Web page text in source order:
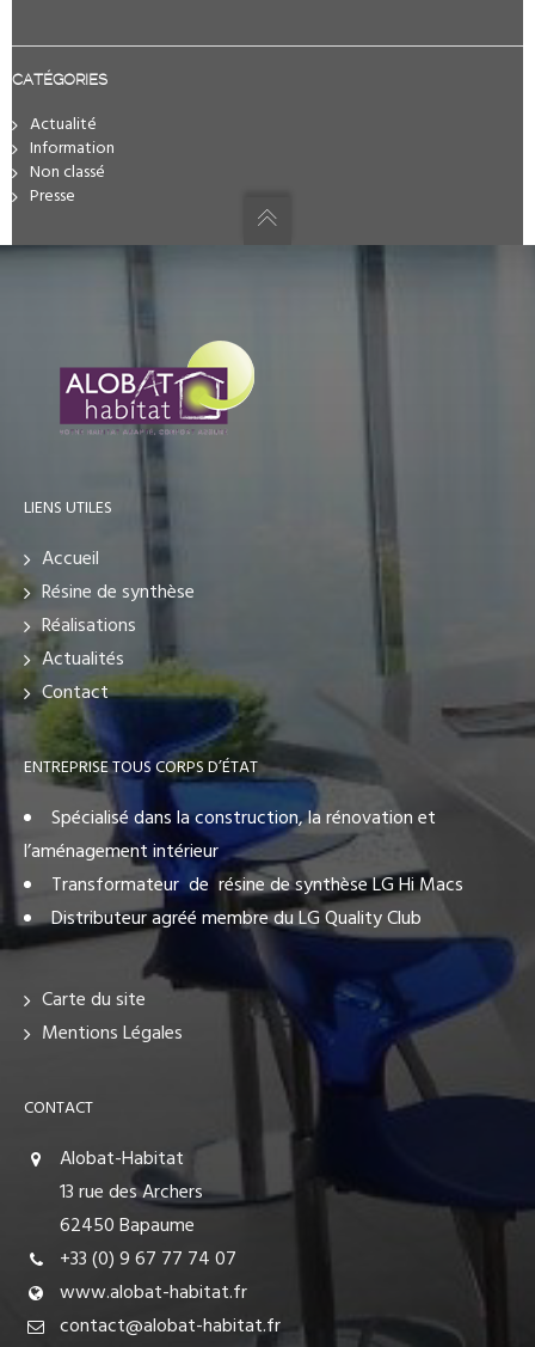
CATÉGORIES
Actualité
Information
Non classé
Presse
LIENS UTILES
Accueil
Résine de synthèse
Réalisations
Actualités
Contact
ENTREPRISE TOUS CORPS D’ÉTAT
Spécialisé dans la construction, la rénovation et
l’aménagement intérieur
Transformateur de résine de synthèse LG Hi Macs
Distributeur agréé membre du LG Quality Club
Carte du site
Mentions Légales
CONTACT
Alobat-Habitat
13 rue des Archers
62450 Bapaume
+33 (0) 9 67 77 74 07
www.alobat-habitat.fr
contact@alobat-habitat.fr